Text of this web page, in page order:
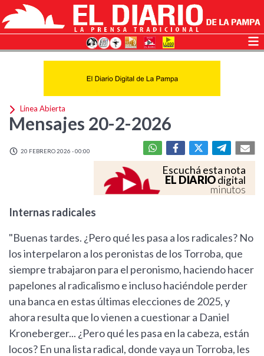
Linea Abierta
Mensajes 20-2-2026
20 FEBRERO 2026 - 00:00
Escuchá esta nota
EL DIARIOdigital
minutos
Internas radicales
"Buenas tardes. ¿Pero qué les pasa a los radicales? No
los interpelaron a los peronistas de los Torroba, que
siempre trabajaron para el peronismo, haciendo hacer
papelones al radicalismo e incluso haciéndole perder
una banca en estas últimas elecciones de 2025, y
ahora resulta que lo vienen a cuestionar a Daniel
Kroneberger... ¿Pero qué les pasa en la cabeza, están
locos? En una lista radical, donde vaya un Torroba, les